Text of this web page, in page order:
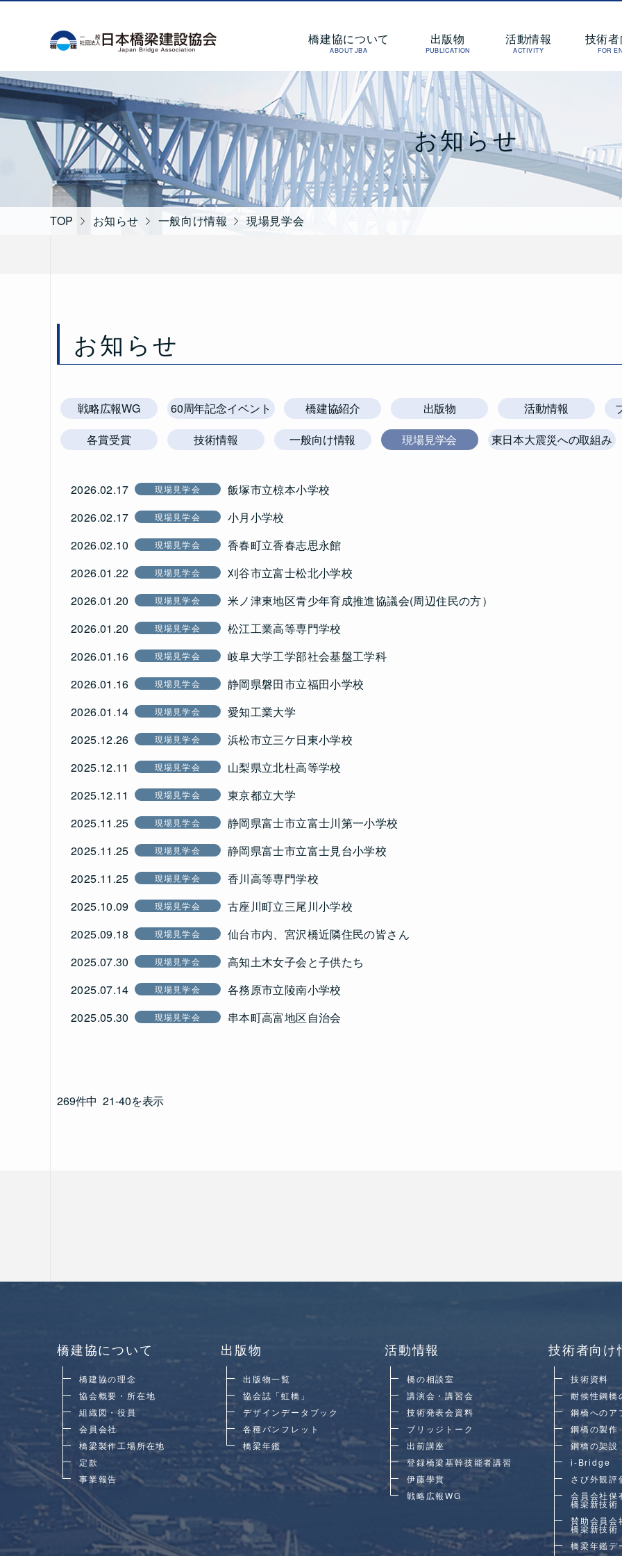
一般社団法人 日本橋梁建設協会
橋建協について
ABOUT JBA
出版物
PUBLICATION
活動情報
ACTIVITY
技術
FOR
お知らせ
TOP お知らせ 一般向け情報 現場見学会
お知らせ
戦略広報WG 60周年記念イベント 橋建協紹介 出版物 活動情報
各賞受賞
技術情報 一般向け情報 現場見学会 東日本大震災への取組み
2026.02.17 現場見学会
飯塚市立椋本小学校
2026.02.17
現場見学会
小月小学校
2026.02.10
現場見学会
香春町立香春志思永館
2026.01.22
現場見学会
刈谷市立富⼠松北⼩学校
2026.01.20
現場見学会
米ノ津東地区青少年育成推進協議会(周辺住民の方）
2026.01.20
現場見学会
松江工業高等専門学校
2026.01.16
現場見学会
岐阜大学工学部社会基盤工学科
2026.01.16
現場見学会
静岡県磐田市立福田小学校
2026.01.14
現場見学会
愛知工業大学
2025.12.26
現場見学会
浜松市立三ケ日東小学校
2025.12.11
現場見学会
山梨県立北杜高等学校
2025.12.11
現場見学会
東京都立大学
2025.11.25
現場見学会
静岡県富士市立富士川第一小学校
2025.11.25
現場見学会
静岡県富士市立富士見台小学校
2025.11.25
現場見学会
香川高等専門学校
2025.10.09
現場見学会
古座川町立三尾川小学校
2025.09.18
現場見学会
仙台市内、宮沢橋近隣住民の皆さん
2025.07.30
現場見学会
高知土木女子会と子供たち
2025.07.14
現場見学会
各務原市立陵南小学校
2025.05.30
現場見学会 串本町高富地区自治会
269件中 21-40を表示
橋建協について
橋建協の理念
協会概要・所在地
組織図・役員
会員会社
橋梁製作工場所在地
定款
事業報告
出版物
出版物一覧
協会誌「虹橋」
デザインデータブック
各種パンフレット
橋梁年鑑
活動情報
橋の相談室
講演会・講習会
技術発表会資料
ブリッジトーク
出前講座
登録橋梁基幹技能者講習
伊藤學賞
戦略広報WG
技術者向け
技術資料
耐候性鋼橋
鋼橋へのア
鋼橋の製作
鋼橋の架設
i-Bridge
さび外観評
会員会社保
橋梁新技術
賛助会員会
橋梁新技術
橋梁年鑑デ